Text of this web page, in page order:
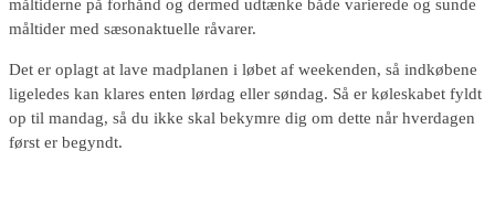
måltiderne på forhånd og dermed udtænke både varierede og sunde
måltider med sæsonaktuelle råvarer.
Det er oplagt at lave madplanen i løbet af weekenden, så indkøbene
ligeledes kan klares enten lørdag eller søndag. Så er køleskabet fyldt
op til mandag, så du ikke skal bekymre dig om dette når hverdagen
først er begyndt.